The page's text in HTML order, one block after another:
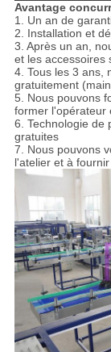
Avantage
1. Un an de
2. Installation et
3. Après un an,
et les accessoires
4. Tous les 3 ans,
gratuitement
5. Nous pouvons
former l'opérateur
6. Technologie de
gratuites
7. Nous pouvons
l'atelier et à